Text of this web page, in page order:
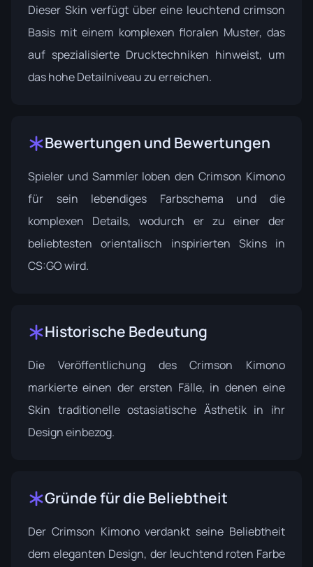
Dieser Skin verfügt über eine leuchtend crimson
Basis mit einem komplexen floralen Muster, das
auf spezialisierte Drucktechniken hinweist, um
das hohe Detailniveau zu erreichen.
Bewertungen und Bewertungen
Spieler und Sammler loben den Crimson Kimono
für sein lebendiges Farbschema und die
komplexen Details, wodurch er zu einer der
beliebtesten orientalisch inspirierten Skins in
CS:GO wird.
Historische Bedeutung
Die Veröffentlichung des Crimson Kimono
markierte einen der ersten Fälle, in denen eine
Skin traditionelle ostasiatische Ästhetik in ihr
Design einbezog.
Gründe für die Beliebtheit
Der Crimson Kimono verdankt seine Beliebtheit
dem eleganten Design, der leuchtend roten Farbe